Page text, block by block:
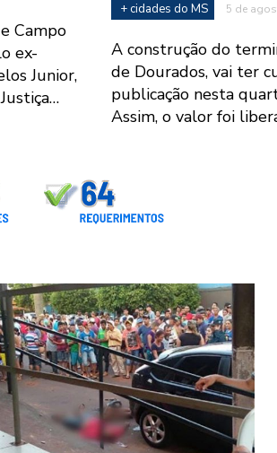
Campo
ex-
Junior,
+ cidades do MS 5 de
A construção do
de Dourados, vai ter
publicação nesta
Assim, o valor foi